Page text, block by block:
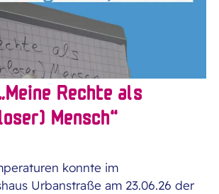
Rechte als
Mensch“
konnte im
Urbanstraße am 23.06.26 der